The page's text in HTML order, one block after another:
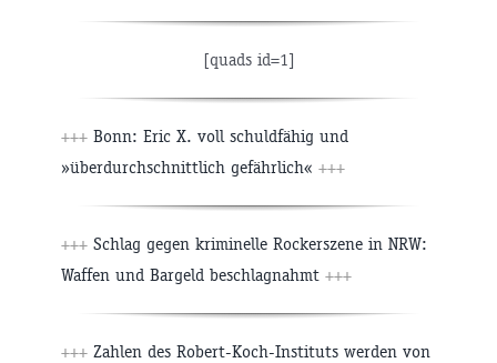
[quads id=1]
+++ Bonn: Eric X. voll schuldfähig und
»überdurchschnittlich gefährlich« +++
+++ Schlag gegen kriminelle Rockerszene in NRW:
Waffen und Bargeld beschlagnahmt +++
+++ Zahlen des Robert-Koch-Instituts werden von